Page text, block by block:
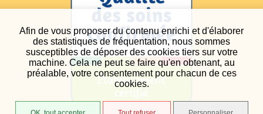
Afin de vous proposer du contenu enrichi et d'élaborer
des statistiques de fréquentation, nous sommes
susceptibles de déposer des cookies tiers sur votre
machine. Cela ne peut se faire qu'en obtenant, au
préalable, votre consentement pour chacun de ces
cookies.